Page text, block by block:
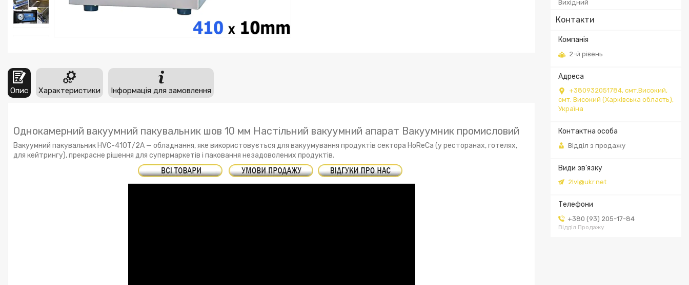
Вихідний
Контакти
2-й рівень
+380932051784, смт.Високий,
смт. Високий (Харківська область),
Україна
Відділ з продажу
2lvl@ukr.net
+380 (93) 205-17-84
Відділ Продажу
Опис Характеристики Інформація для замовлення
Однокамерний вакуумний пакувальник шов 10 мм Настільний вакуумний апарат Вакуумник промисловий
Вакуумний пакувальник HVC-410Т/2A — обладнання, яке використовується для вакуумування продуктів сектора HoReCa (у ресторанах, готелях,
для кейтрингу), прекрасне рішення для супермаркетів і паковання незадоволених продуктів.